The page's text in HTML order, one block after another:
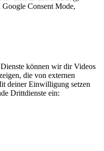
Consent Mode,
können wir dir Videos
die von externen
deiner Einwilligung setzen
Drittdienste ein: